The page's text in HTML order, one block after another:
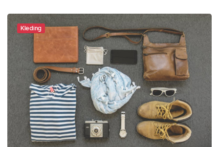
Kleding